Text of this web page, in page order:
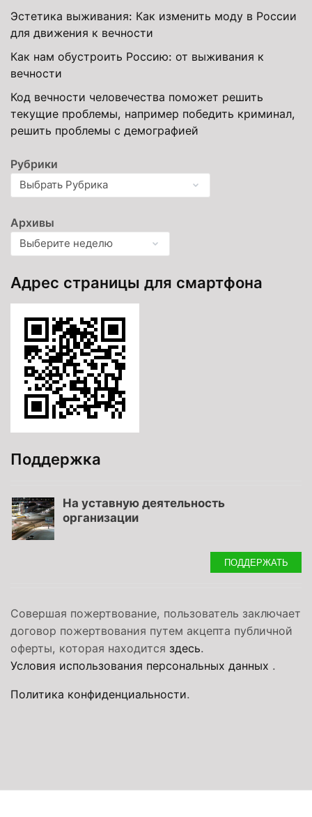
Эстетика выживания: Как изменить моду в России
для движения к вечности
Как нам обустроить Россию: от выживания к
вечности
Код вечности человечества поможет решить
текущие проблемы, например победить криминал,
решить проблемы с демографией
Рубрики
Архивы
Адрес страницы для смартфона
Поддержка
На уставную деятельность
организации
ПОДДЕРЖАТЬ
Совершая пожертвование, пользователь заключает
договор пожертвования путем акцепта публичной
оферты, которая находится здесь.
Условия использования персональных данных .
Политика конфиденциальности.